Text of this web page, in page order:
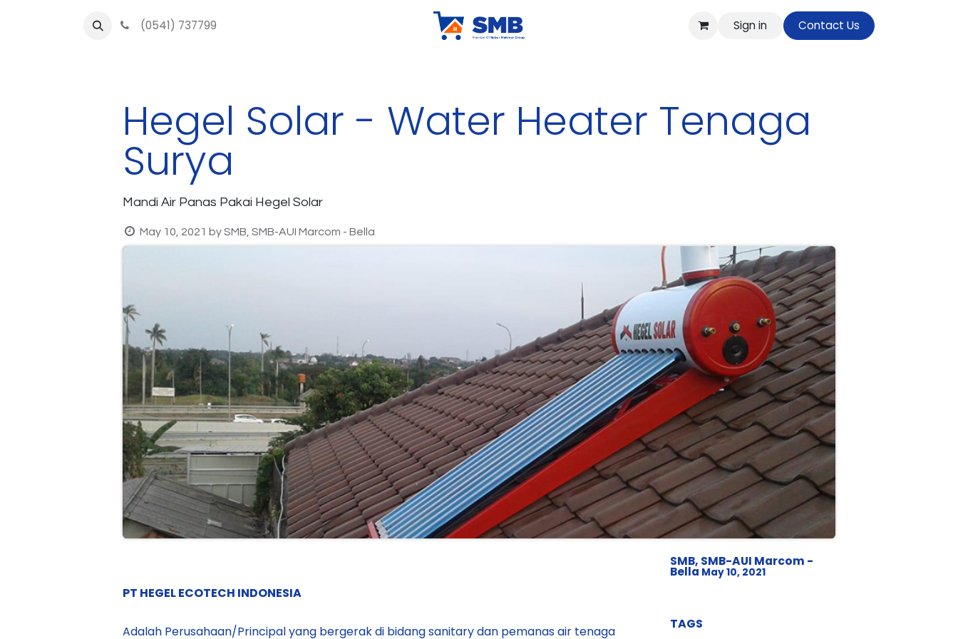
(0541) 737799 Sign in Contact Us
Hegel Solar - Water Heater Tenaga
Surya
Mandi Air Panas Pakai Hegel Solar
May 10, 2021 bySMB, SMB-AUI Marcom - Bella
PT HEGEL ECOTECH INDONESIA
Adalah Perusahaan/Principal yang bergerak di bidang sanitary dan pemanas air tenaga
SMB, SMB-AUI Marcom -
Bella May 10, 2021
TAGS